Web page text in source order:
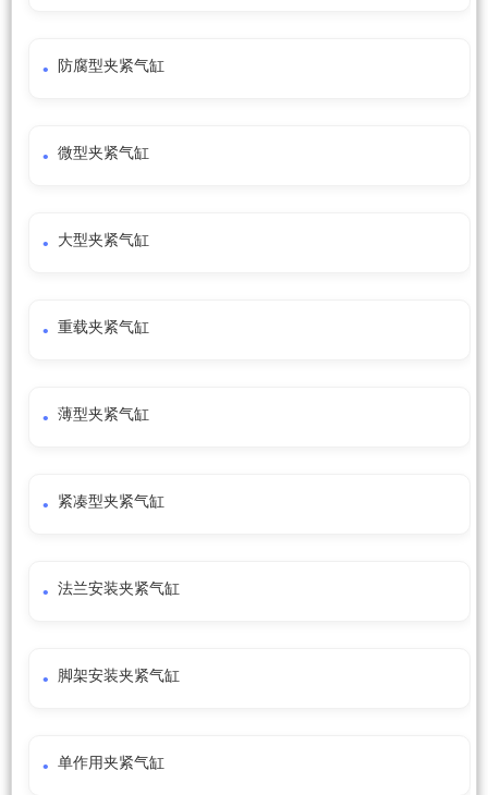
防腐型夹紧气缸
微型夹紧气缸
大型夹紧气缸
重载夹紧气缸
薄型夹紧气缸
紧凑型夹紧气缸
法兰安装夹紧气缸
脚架安装夹紧气缸
单作用夹紧气缸